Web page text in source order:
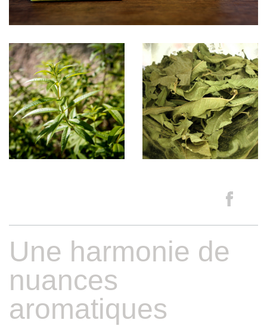
Une harmonie de
nuances
aromatiques